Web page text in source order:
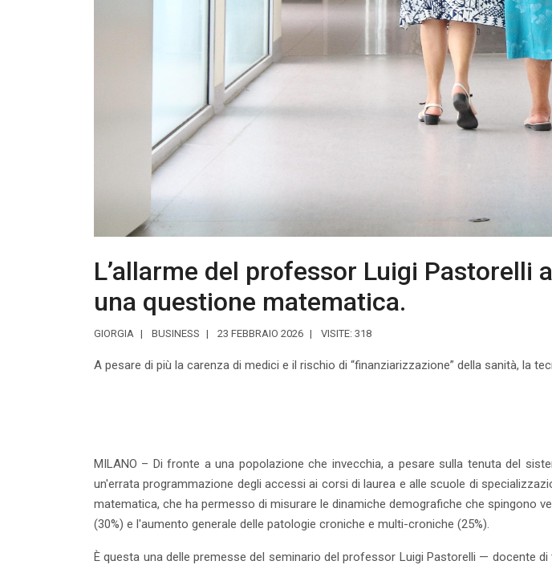
L’allarme del professor Luigi Pastorelli
una questione matematica.
GIORGIA BUSINESS 23 FEBBRAIO 2026 VISITE: 318
A pesare di più la carenza di medici e il rischio di “finanziarizzazione” della sanità, la
MILANO – Di fronte a una popolazione che invecchia, a pesare sulla tenuta del
un'errata programmazione degli accessi ai corsi di laurea e alle scuole di
matematica, che ha permesso di misurare le dinamiche demografiche che spingono
(30%) e l'aumento generale delle patologie croniche e multi-croniche (25%).
È questa una delle premesse del seminario del professor Luigi Pastorelli — docente